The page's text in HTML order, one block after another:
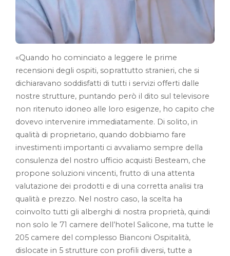
«Quando ho cominciato a leggere le prime
recensioni degli ospiti, soprattutto stranieri, che si
dichiaravano soddisfatti di tutti i servizi offerti dalle
nostre strutture, puntando però il dito sul televisore
non ritenuto idoneo alle loro esigenze, ho capito che
dovevo intervenire immediatamente. Di solito, in
qualità di proprietario, quando dobbiamo fare
investimenti importanti ci avvaliamo sempre della
consulenza del nostro ufficio acquisti Besteam, che
propone soluzioni vincenti, frutto di una attenta
valutazione dei prodotti e di una corretta analisi tra
qualità e prezzo. Nel nostro caso, la scelta ha
coinvolto tutti gli alberghi di nostra proprietà, quindi
non solo le 71 camere dell’hotel Salicone, ma tutte le
205 camere del complesso Bianconi Ospitalità,
dislocate in 5 strutture con profili diversi, tutte a